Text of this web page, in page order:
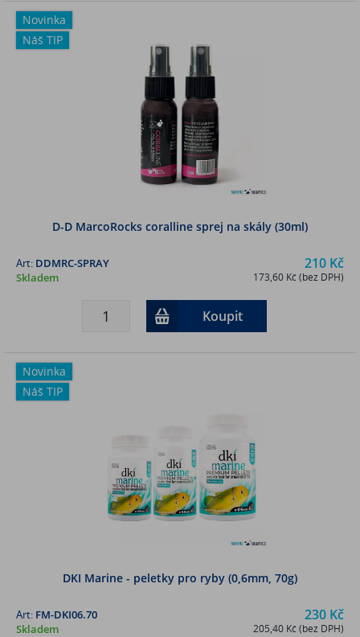
Novinka
Náš TIP
D-D MarcoRocks coralline sprej na skály (30ml)
210 Kč
173,60 Kč (bez DPH)
Art: DDMRC-SPRAY
Skladem
Koupit
Novinka
Náš TIP
DKI Marine - peletky pro ryby (0,6mm, 70g)
230 Kč
205,40 Kč (bez DPH)
Art: FM-DKI06.70
Skladem